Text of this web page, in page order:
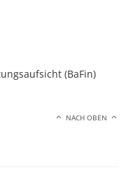
(BaFin)
NACH OBEN